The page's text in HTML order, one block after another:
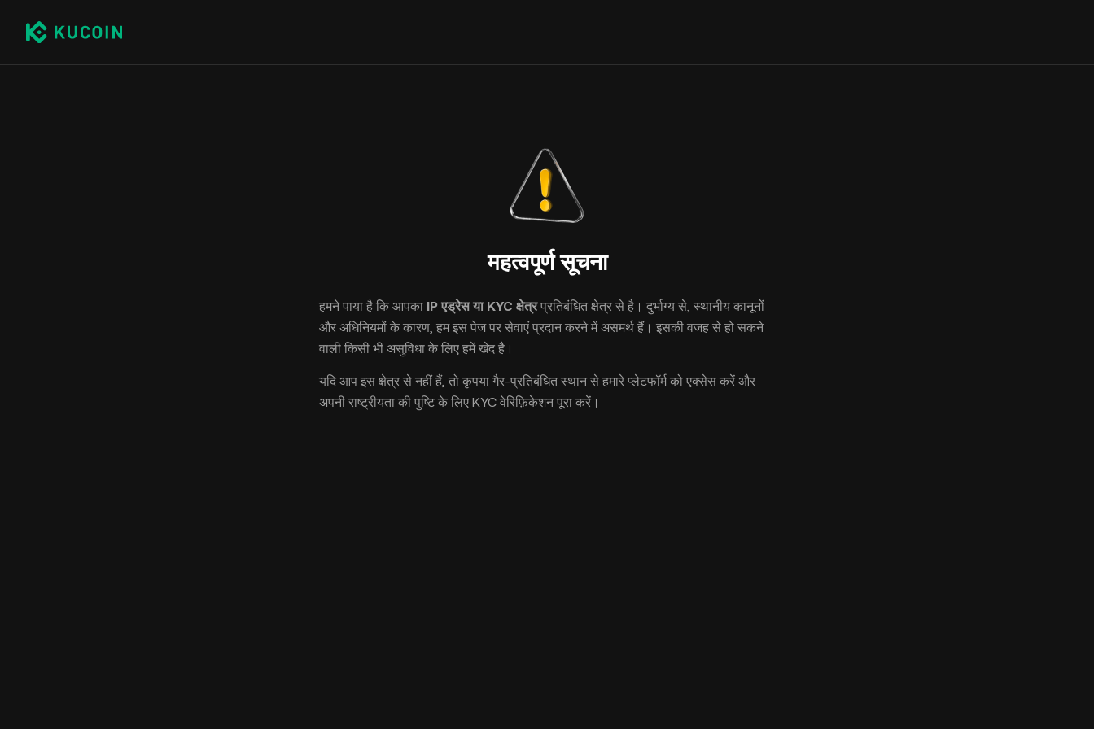
महत्वपूर्ण सूचना
हमने पाया है कि आपका IP एड्रेस या KYC क्षेत्रप्रतिबंधित क्षेत्र से है। दुर्भाग्य से, स्थानीय कानूनों
और अधिनियमों के कारण, हम इस पेज पर सेवाएं प्रदान करने में असमर्थ हैं। इसकी वजह से हो सकने
वाली किसी भी असुविधा के लिए हमें खेद है।
यदि आप इस क्षेत्र से नहीं हैं, तो कृपया गैर-प्रतिबंधित स्थान से हमारे प्लेटफॉर्म को एक्सेस करें और
अपनी राष्ट्रीयता की पुष्टि के लिए KYC वेरिफ़िकेशन पूरा करें।